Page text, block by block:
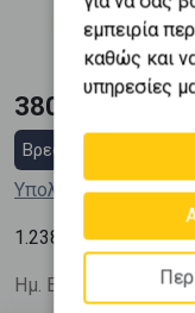
1980
380.000 €
Βρες στεγαστικό
Υπολόγισε τη δόση
1.238 € / m
Ημ. Ενημέρωσης:
εμπειρία
καθώς και
υπηρεσίες